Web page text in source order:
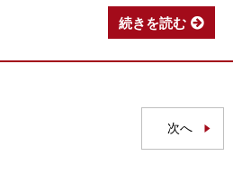
続きを読む
次へ